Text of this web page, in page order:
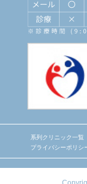
系列クリニック一覧
プライバシーポリシ